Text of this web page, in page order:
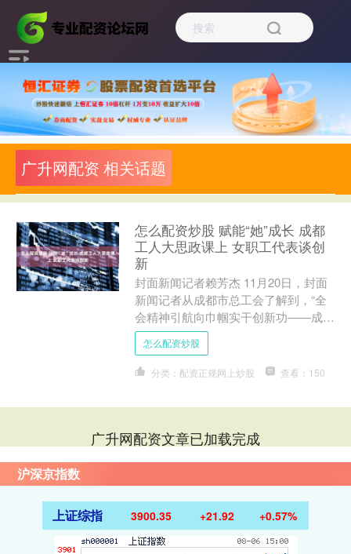
广升网配资 相关话题
怎么配资炒股 赋能“她”成长 成都
工人大思政课上 女职工代表谈创
新
封面新闻记者赖芳杰 11月20日，封面
新闻记者从成都市总工会了解到，“全
会精神引航向巾帼实干创新功——成都
女职工深学笃行党的二十届四中全会精
神”成都工人大思政课....
怎么配资炒股
分类：配资正规网上炒股 查看：150
广升网配资文章已加载完成
沪深京指数
上证综指 3900.35 +21.92 +0.57%